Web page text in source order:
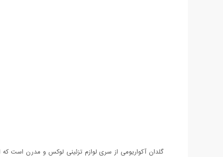
گلدان آکواریومی از سری لوازم تزئینی لوکس و مدرن است که